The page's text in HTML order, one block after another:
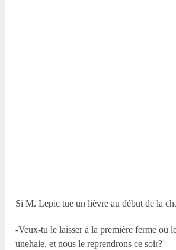
Si M. Lepic tue un lièvre au début de la
-Veux-tu le laisser à la première ferme ou
unehaie, et nous le reprendrons ce soir?